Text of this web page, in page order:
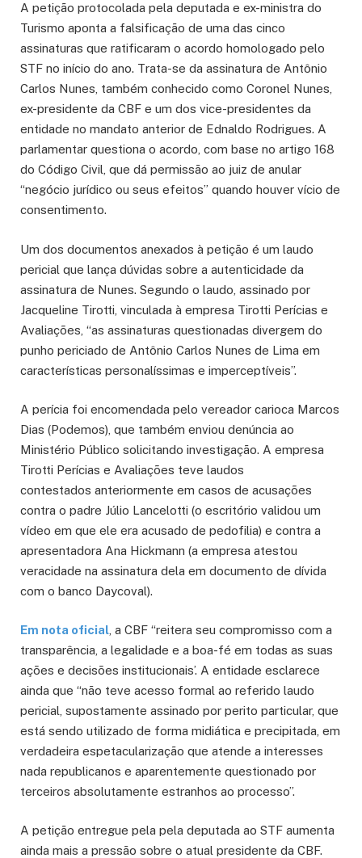
A petição protocolada pela deputada e ex-ministra do
Turismo aponta a falsificação de uma das cinco
assinaturas que ratificaram o acordo homologado pelo
STF no início do ano. Trata-se da assinatura de Antônio
Carlos Nunes, também conhecido como Coronel Nunes,
ex-presidente da CBF e um dos vice-presidentes da
entidade no mandato anterior de Ednaldo Rodrigues. A
parlamentar questiona o acordo, com base no artigo 168
do Código Civil, que dá permissão ao juiz de anular
“negócio jurídico ou seus efeitos” quando houver vício de
consentimento.
Um dos documentos anexados à petição é um laudo
pericial que lança dúvidas sobre a autenticidade da
assinatura de Nunes. Segundo o laudo, assinado por
Jacqueline Tirotti, vinculada à empresa Tirotti Perícias e
Avaliações, “as assinaturas questionadas divergem do
punho periciado de Antônio Carlos Nunes de Lima em
características personalíssimas e imperceptíveis”.
A perícia foi encomendada pelo vereador carioca Marcos
Dias (Podemos), que também enviou denúncia ao
Ministério Público solicitando investigação. A empresa
Tirotti Perícias e Avaliações teve laudos
contestados anteriormente em casos de acusações
contra o padre Júlio Lancelotti (o escritório validou um
vídeo em que ele era acusado de pedofilia) e contra a
apresentadora Ana Hickmann (a empresa atestou
veracidade na assinatura dela em documento de dívida
com o banco Daycoval).
Em nota oficial , a CBF “reitera seu compromisso com a
transparência, a legalidade e a boa-fé em todas as suas
ações e decisões institucionais’. A entidade esclarece
ainda que “não teve acesso formal ao referido laudo
pericial, supostamente assinado por perito particular, que
está sendo utilizado de forma midiática e precipitada, em
verdadeira espetacularização que atende a interesses
nada republicanos e aparentemente questionado por
terceiros absolutamente estranhos ao processo”.
A petição entregue pela pela deputada ao STF aumenta
ainda mais a pressão sobre o atual presidente da CBF.